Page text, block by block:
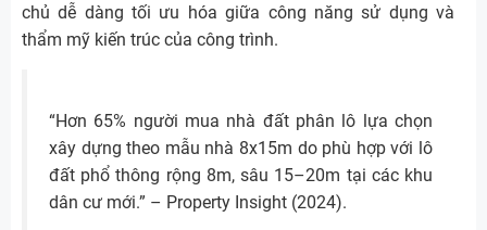
chủ dễ dàng tối ưu hóa giữa công năng sử dụng và
thẩm mỹ kiến trúc của công trình.
“Hơn 65% người mua nhà đất phân lô lựa chọn
xây dựng theo mẫu nhà 8x15m do phù hợp với lô
đất phổ thông rộng 8m, sâu 15–20m tại các khu
dân cư mới.” – Property Insight (2024).